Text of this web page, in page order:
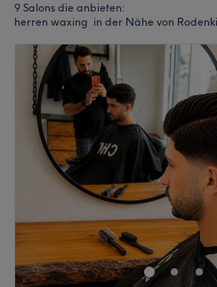
9 Salons die anbieten:
herren waxing in der Nähe von